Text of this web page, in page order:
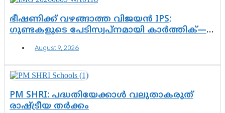
ഭീഷണിക്ക് വഴങ്ങാത്ത വിജയൻ IPS;
ഗുണ്ടകളുടെ പേടിസ്വപ്നമായി കാർത്തിക്—
ഓപ്പറേഷനിൽ ആയങ്കി കുടുങ്ങി!
August 9, 2026
PM SHRI: പദ്ധതിയേക്കാൾ വലുതാകരുത്
രാഷ്ട്രീയ തർക്കം